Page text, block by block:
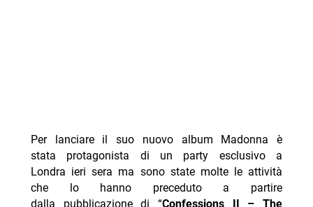
Per lanciare il suo nuovo album Madonna è
stata protagonista di un party esclusivo a
Londra ieri sera ma sono state molte le attività
che lo hanno preceduto a partire
dalla pubblicazione di “Confessions II – The